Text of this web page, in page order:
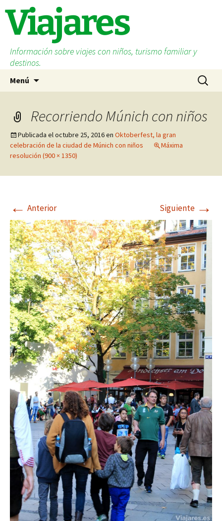
contenido
Viajares
Información sobre viajes con niños, turismo familiar y
destinos.
Menú Buscar:
Recorriendo Múnich con niños
Publicada eloctubre 25, 2016en Oktoberfest, la gran
celebración de la ciudad de Múnich con niños
Máxima
resolución (900 × 1350)
← Anterior Siguiente →